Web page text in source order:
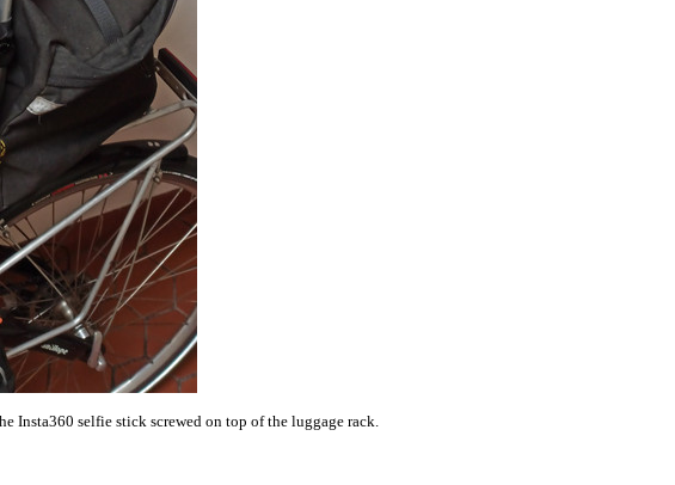
Insta360 selfie stick screwed on top of the luggage rack.